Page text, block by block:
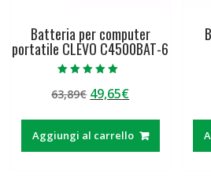
Batteria per computer
portatile CLEVO C4500BAT-6
5.00
su 5
63,89€ Il
originale
era:
49,65€Il
attuale
è:
Aggiungi al carrello